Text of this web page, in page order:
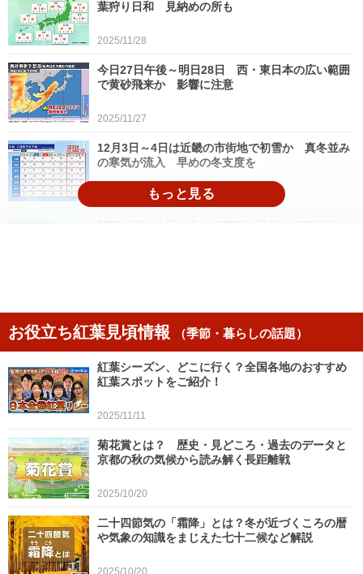
葉狩り日和 見納めの所も
2025/11/28
今日27日午後～明日28日 西・東日本の広い範囲
で黄砂飛来か 影響に注意
2025/11/27
12月3日～4日は近畿の市街地で初雪か 真冬並み
の寒気が流入 早めの冬支度を
2025/11/26
27日～28日は全国で強雨や黄砂に注意 12月5日
解説記事をもっと見る
お役立ち紅葉見頃情報 （季節・暮らしの話題）
紅葉シーズン、どこに行く？全国各地のおすすめ
紅葉スポットをご紹介！
2025/11/11
菊花賞とは？ 歴史・見どころ・過去のデータと
京都の秋の気候から読み解く長距離戦
2025/10/20
二十四節気の「霜降」とは？冬が近づくころの暦
や気象の知識をまじえた七十二候など解説
2025/10/20